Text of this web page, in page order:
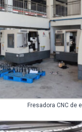
Fresadora CNC de